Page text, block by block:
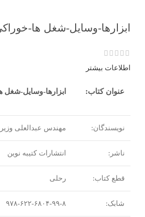
ابزارها-وسایل-شغل ها-
اطلاعات بیشتر
عنوان کتاب: ابزارها-وسایل-شغل
نویسندگان: مهندس عبدالعلی
ناشر: انتشارات کتیبه نوین
قطع کتاب: رحلی
شابک: ۹۷۸-۶۲۲-۶۸۰۴-۹۹-۸